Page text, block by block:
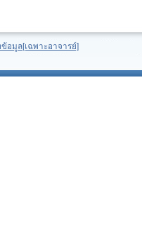
อมูล[เฉพาะอาจารย์]